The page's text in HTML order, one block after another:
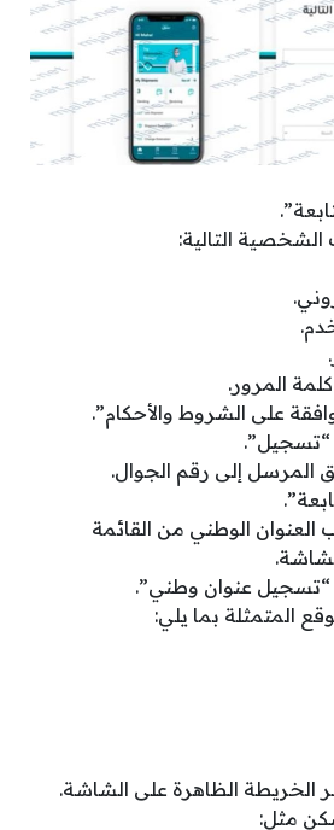
الشخصية التالية:
المرور.
على الشروط والأحكام”.
“تسجيل”.
المرسل إلى رقم الجوال.
العنوان الوطني من القائمة
“تسجيل عنوان وطني”.
المتمثلة بما يلي:
الخريطة الظاهرة على الشاشة.
مثل: